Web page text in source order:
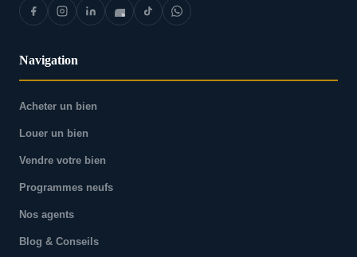
Navigation
Acheter un bien
Louer un bien
Vendre votre bien
Programmes neufs
Nos agents
Blog & Conseils